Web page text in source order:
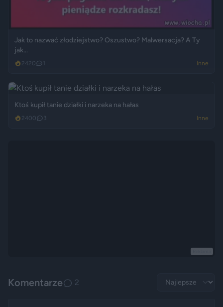
Jak to nazwać złodziejstwo? Oszustwo? Malwersacja? A Ty
jak...
2420 1 Inne
Ktoś kupił tanie działki i narzeka na hałas
2400 3 Inne
Komentarze 2